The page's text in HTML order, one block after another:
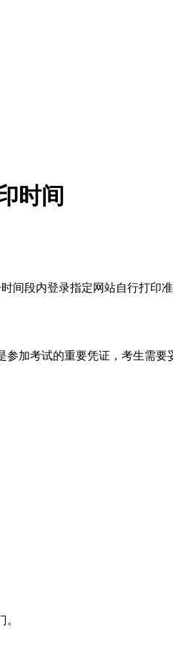
时间
间段内登录指定网站自行打
加考试的重要凭证，考生需